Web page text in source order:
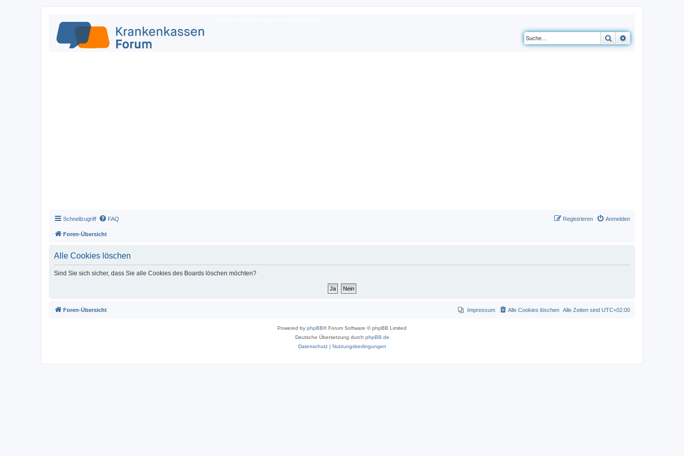
Suche
Schnellzugriff FAQ Anmelden
Registrieren
Foren-Übersicht
Alle Cookies löschen
Sind Sie sich sicher, dass Sie alle Cookies des Boards löschen möchten?
Foren-Übersicht Alle Zeiten sind UTC+02:00
Alle Cookies löschen
Impressum
Powered by phpBB® Forum Software © phpBB Limited
Deutsche Übersetzung durch phpBB.de
Datenschutz| Nutzungsbedingungen